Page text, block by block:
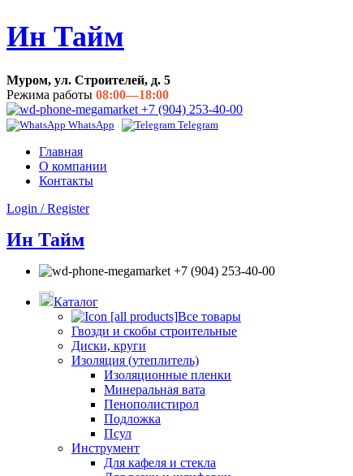
Ин Тайм
Муром, ул. Строителей, д. 5
Режима работы 08:00—18:00
+7 (904) 253-40-00
WhatsApp Telegram
Главная
О компании
Контакты
Login / Register
Ин Тайм
+7 (904) 253-40-00
Каталог
Все товары
Гвозди и скобы строительные
Диски, круги
Изоляция (утеплитель)
Изоляционные пленки
Минеральная вата
Пенополистирол
Подложка
Псул
Инструмент
Для кафеля и стекла